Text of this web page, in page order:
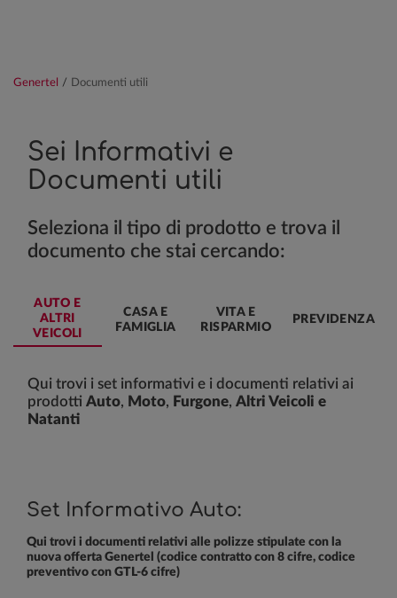
Genertel / Documenti utili
Sei Informativi e
Documenti utili
Seleziona il tipo di prodotto e trova il
documento che stai cercando:
AUTO E
ALTRI
VEICOLI
CASA E
FAMIGLIA
VITA E
RISPARMIO
PREVIDENZA
Qui trovi i set informativi e i documenti relativi ai
prodotti Auto, Moto, Furgone, Altri Veicoli e
Natanti
Set Informativo Auto:
Qui trovi i documenti relativi alle polizze stipulate con la
nuova offerta Genertel (codice contratto con 8 cifre, codice
preventivo con GTL-6 cifre)